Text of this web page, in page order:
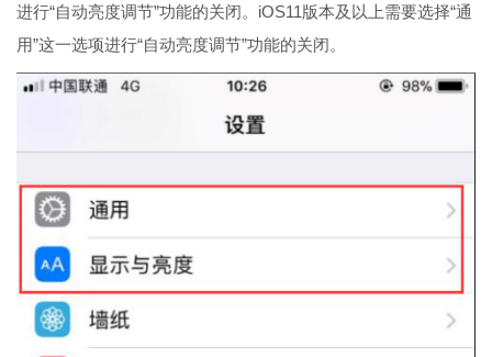
进行“自动亮度调节”功能的关闭。iOS11版本及以上需要选择“通
用”这一选项进行“自动亮度调节”功能的关闭。